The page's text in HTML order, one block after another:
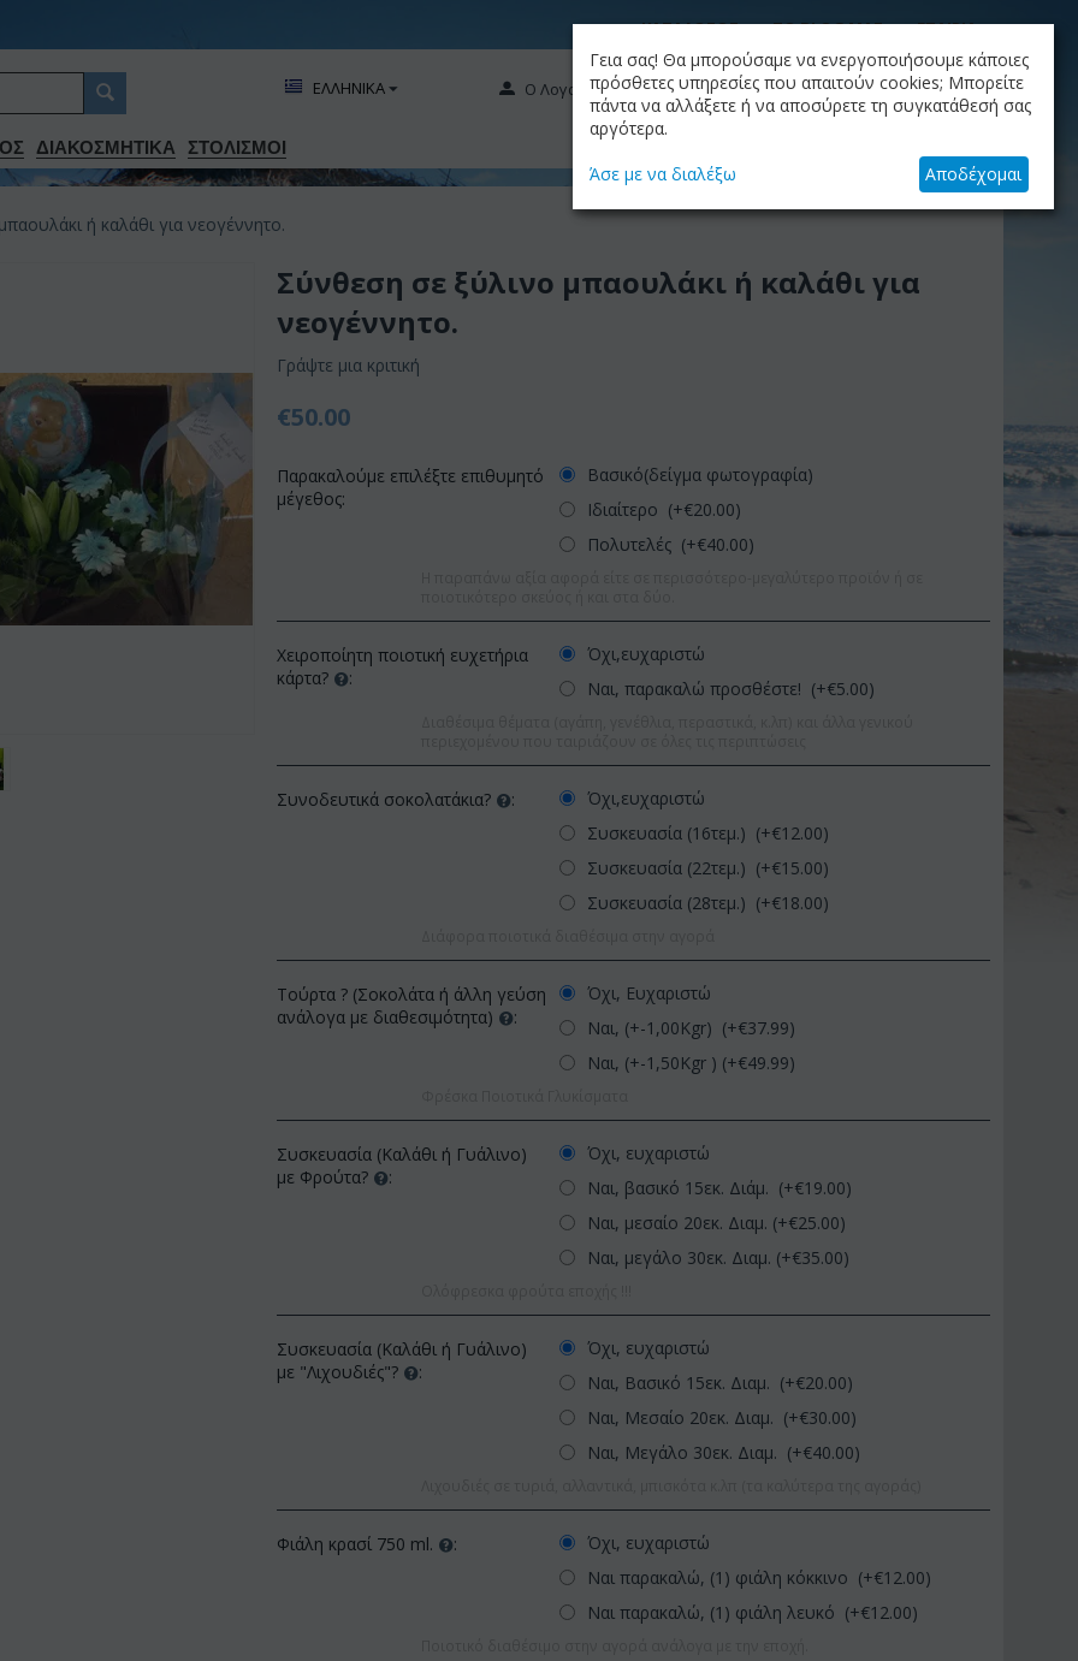
ΚΑΤΑΛΟΓΟΣ ΤΟ BLOG ΜΑΣ ΕΤΑΙΡΙΑ
ΔΙΑΚΟΣΜΗΤΙΚA ΣΤΟΛΙΣΜΟΙ
Ο Λογαριασμός μου
ΕΛΛΗΝΙΚΑ
+30.210.9319884
ΚΑΛΆΘΙ
Το καλάθι είναι άδειο
ή καλάθι για νεογέννητο.
(21) τριαντάφυλλα 60-70 εκ.
(διάφορα χρώμ...
ΚΩΔΙΚΟΣ:
Ορχιδέα φαλαίνοψις σε
γυάλινο βάζο
€45.00 €39.99
Σύνθεση σε ξύλινο μπαουλάκι ή καλάθι για
νεογέννητο.
Γράψτε μια κριτική
€50.00
Παρακαλούμε επιλέξτε επιθυμητό
μέγεθος:
Βασικό(δείγμα φωτογραφία)
Ιδιαίτερο (+€20.00)
Πολυτελές (+€40.00)
Χειροποίητη ποιοτική ευχετήρια
κάρτα?
:
Όχι,ευχαριστώ
Ναι, παρακαλώ προσθέστε! (+€5.00)
Συνοδευτικά σοκολατάκια? :
Όχι,ευχαριστώ
Συσκευασία (16τεμ.) (+€12.00)
Συσκευασία (22τεμ.) (+€15.00)
Συσκευασία (28τεμ.) (+€18.00)
Τούρτα ? (Σοκολάτα ή άλλη γεύση
ανάλογα με διαθεσιμότητα)
:
Όχι, Ευχαριστώ
Ναι, (+-1,00Kgr) (+€37.99)
Ναι, (+-1,50Kgr ) (+€49.99)
Συσκευασία (Καλάθι ή Γυάλινο)
με Φρούτα?
:
Όχι, ευχαριστώ
Ναι, βασικό 15εκ. Διάμ. (+€19.00)
Ναι, μεσαίο 20εκ. Διαμ. (+€25.00)
Ναι, μεγάλο 30εκ. Διαμ. (+€35.00)
Συσκευασία (Καλάθι ή Γυάλινο)
με "Λιχουδιές"?
:
Όχι, ευχαριστώ
Ναι, Βασικό 15εκ. Διαμ. (+€20.00)
Ναι, Μεσαίο 20εκ. Διαμ. (+€30.00)
Ναι, Μεγάλο 30εκ. Διαμ. (+€40.00)
Φιάλη κρασί 750 ml. :
Όχι, ευχαριστώ
Ναι παρακαλώ, (1) φιάλη κόκκινο (+€12.00)
Ναι παρακαλώ, (1) φιάλη λευκό (+€12.00)
Γεια σας! Θα μπορούσαμε να ενεργοποιήσουμε κάποιες
πρόσθετες υπηρεσίες που απαιτούν cookies; Μπορείτε
πάντα να αλλάξετε ή να αποσύρετε τη συγκατάθεσή σας
αργότερα.
Άσε με να διαλέξω Αποδέχομαι